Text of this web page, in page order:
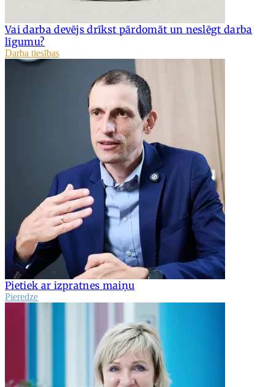
Vai darba devējs drīkst pārdomāt un neslēgt darba
līgumu?
Darba tiesības
Pietiek ar izpratnes maiņu
Pieredze